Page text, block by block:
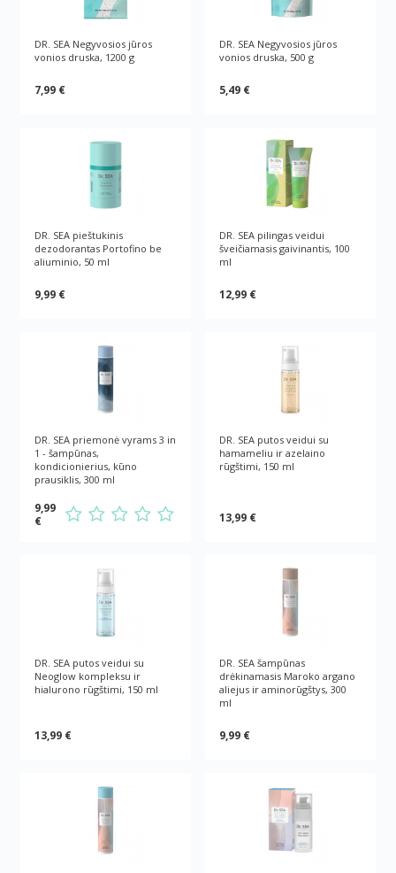
DR. SEA Negyvosios jūros
vonios druska, 1200 g
7,99 €
DR. SEA Negyvosios jūros
vonios druska, 500 g
5,49 €
DR. SEA pieštukinis
dezodorantas Portofino be
aliuminio, 50 ml
9,99 €
DR. SEA pilingas veidui
šveičiamasis gaivinantis, 100
ml
12,99 €
DR. SEA priemonė vyrams 3 in
1 - šampūnas,
kondicionierius, kūno
prausiklis, 300 ml
9,99
€
DR. SEA putos veidui su
hamameliu ir azelaino
rūgštimi, 150 ml
13,99 €
DR. SEA putos veidui su
Neoglow kompleksu ir
hialurono rūgštimi, 150 ml
13,99 €
DR. SEA šampūnas
drėkinamasis Maroko argano
aliejus ir aminorūgštys, 300
ml
9,99 €